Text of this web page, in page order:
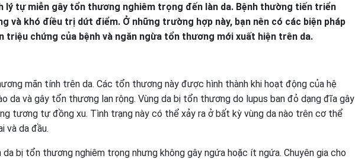
lý tự miễn gây tổn thương nghiêm trọng đến làn da. Bệnh thường tiến triển
và khó điều trị dứt điểm. Ở những trường hợp này, bạn nên có các biện pháp
triệu chứng của bệnh và ngăn ngừa tổn thương mới xuất hiện trên da.
mãn tính trên da. Các tổn thương này được hình thành khi hoạt động của hệ
da và gây tổn thương lan rộng. Vùng da bị tổn thương do lupus ban đỏ dạng đĩa gây
tương tự đồng xu. Tình trạng này có thể xảy ra ở bất kỳ vùng da nào trên cơ thể
và da đầu.
da bị tổn thương nghiêm trọng nhưng không gây ngứa hoặc ít ngứa. Chuyên gia cho